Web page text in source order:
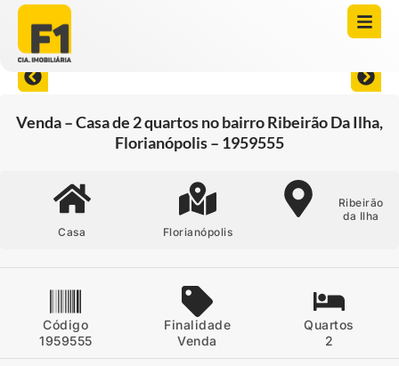
Venda – Casa de 2 quartos no bairro Ribeirão Da Ilha,
Florianópolis – 1959555
Casa Florianópolis
Ribeirão
da Ilha
Código
1959555
Finalidade
Venda
Quartos
2